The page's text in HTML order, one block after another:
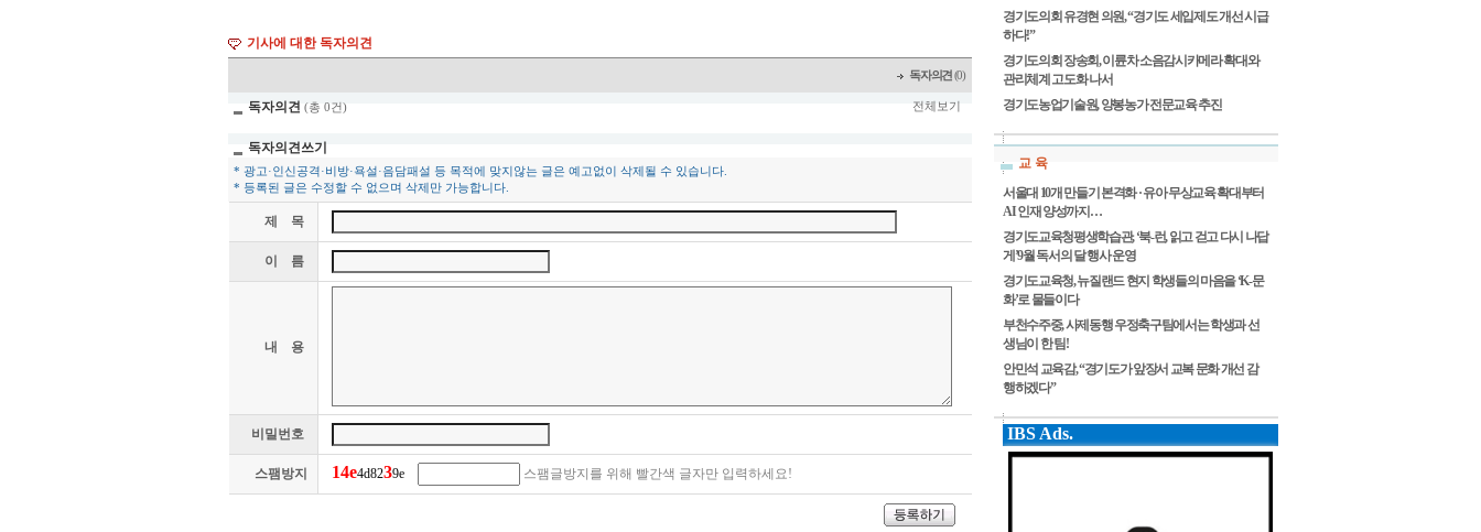
기사에 대한 독자의견
독자의견(0)
독자의견 (총 0건) 전체보기
독자의견쓰기
* 광고·인신공격·비방·욕설·음담패설 등 목적에 맞지않는 글은 예고없이 삭제될 수 있습니다.
* 등록된 글은 수정할 수 없으며 삭제만 가능합니다.
제 목
이 름
내 용
비밀번호
스팸방지 14e4d8239e 스팸글방지를 위해 빨간색 글자만 입력하세요!
경기도의회 유경현 의원, “경기도 세입제도 개선 시급
하다!”
경기도의회 장송회, 이륜차 소음감시카메라 확대와
관리체계 고도화 나서
경기도농업기술원, 양봉농가 전문교육 추진
교 육
서울대 10개 만들기 본격화 · 유아 무상교육 확대부터
AI 인재 양성까지…
경기도교육청평생학습관, ‘북-런, 읽고 걷고 다시 나답
게’9월 독서의 달 행사 운영
경기도교육청, 뉴질랜드 현지 학생들의 마음을 ‘K-문
화’로 물들이다
부천수주중, 사제동행 우정축구팀에서는 학생과 선
생님이 한 팀!
안민석 교육감, “경기도가 앞장서 교복 문화 개선 감
행하겠다”